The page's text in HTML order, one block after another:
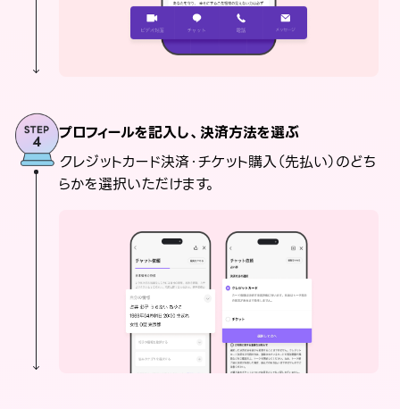
プロフィールを記入し、決済方法を選ぶ
クレジットカード決済・チケット購入（先払い）のどち
らかを選択いただけます。